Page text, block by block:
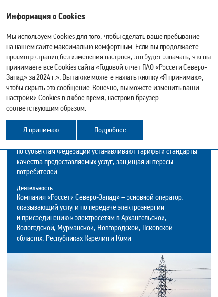
Искать
Мой отчёт -0+
Версия для печати
Скачать страницу в PDF
Центр загрузки
История просмотра
Карта сайта
Поделиться
Обратная связь
О КОМПАНИИ
GRI 2‑1, GRI 2‑6
Естественная монополия
«Россети Северо‑Запад» являются естественной монополией,
в отношении которой осуществляются государственное
регулирование и контроль. Федеральная антимонопольная
служба и региональные энергетические комиссии раздельно
по субъектам Федерации устанавливают тарифы и стандарты
качества предоставляемых услуг, защищая интересы
потребителей
Деятельность
Компания «Россети Северо‑Запад» – основной оператор,
оказывающий услуги по передаче электроэнергии
и присоединению к электросетям в Архангельской,
Вологодской, Мурманской, Новгородской, Псковской
областях, Республиках Карелия и Коми
Информация о Cookies
Мы используем Cookies для того, чтобы сделать ваше пребывание
на нашем сайте максимально комфортным. Если вы продолжаете
просмотр страниц без изменения настроек, это будет означать, что вы
принимаете все Cookies сайта «Годовой отчет ПАО «Россети Северо-
Запад» за 2024 г.». Вы также можете нажать кнопку «Я принимаю»,
чтобы скрыть это сообщение. Конечно, вы можете изменить ваши
настройки Cookies в любое время, настроив браузер
соответствующим образом.
Я принимаю Подробнее